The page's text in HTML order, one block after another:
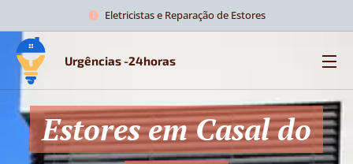
Eletricistas e Reparação de Estores
Urgências -24horas
Estores em Casal do